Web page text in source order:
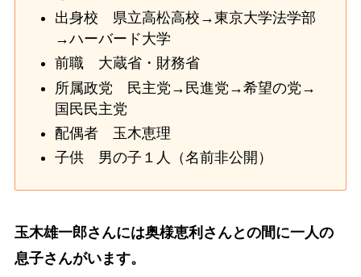
出身校 県立高松高校→東京大学法学部
→ハーバード大学
前職 大蔵省・財務省
所属政党 民主党→民進党→希望の党→
国民民主党
配偶者 玉木恵理
子供 男の子１人（名前非公開）
玉木雄一郎さんには奥様恵利さんとの間に一人の
息子さんがいます。